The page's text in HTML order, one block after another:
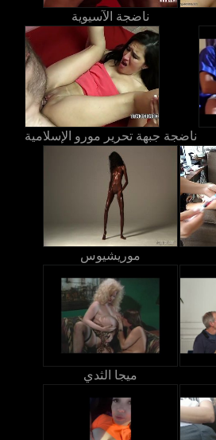
ناضجة الآسيوية
ناضجة جبهة تحرير مورو الإسلامية
موريشيوس
ميجا الثدي